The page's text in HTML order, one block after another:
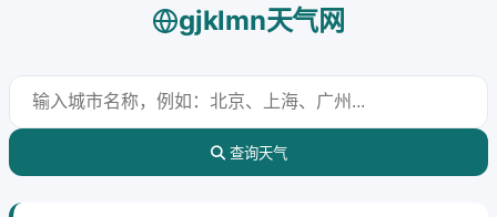
gjklmn天气网
查询天气